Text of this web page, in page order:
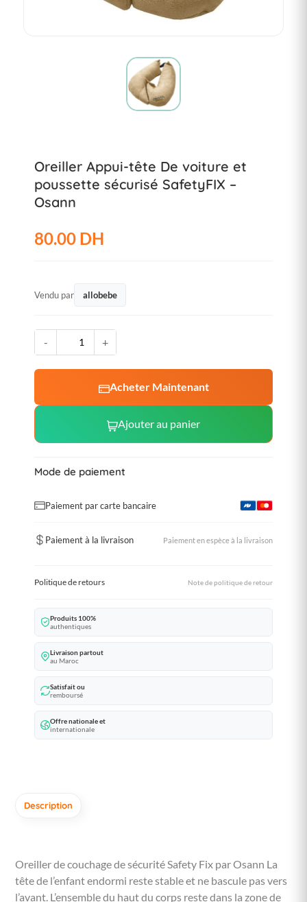
Oreiller Appui-tête De voiture et
poussette sécurisé SafetyFIX –
Osann
80.00 DH
Vendu par allobebe
- +
Acheter Maintenant
Ajouter au panier
Mode de paiement
Paiement par carte bancaire
Paiement à la livraison Paiement en espèce à la livraison
Politique de retours Note de politique de retour
Produits 100%
authentiques
Livraison partout
au Maroc
Satisfait ou
remboursé
Offre nationale et
internationale
Description
Oreiller de couchage de sécurité Safety Fix par Osann La
tête de l’enfant endormi reste stable et ne bascule pas vers
l’avant. L’ensemble du haut du corps reste dans la zone de